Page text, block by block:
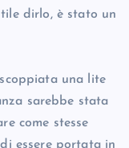
dirlo, è stato un
una lite
sarebbe stata
come stesse
essere portata in